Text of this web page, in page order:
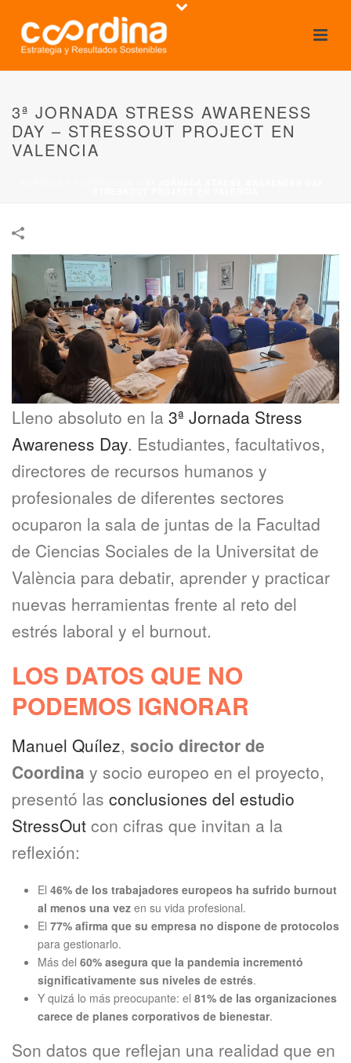
3ª JORNADA STRESS AWARENESS
DAY – STRESSOUT PROJECT EN
VALENCIA
Lleno absoluto en la 3ª Jornada Stress
Awareness Day. Estudiantes, facultativos,
directores de recursos humanos y
profesionales de diferentes sectores
ocuparon la sala de juntas de la Facultad
de Ciencias Sociales de la Universitat de
València para debatir, aprender y practicar
nuevas herramientas frente al reto del
estrés laboral y el burnout.
LOS DATOS QUE NO
PODEMOS IGNORAR
Manuel Quílez, socio director de
Coordina y socio europeo en el proyecto,
presentó las conclusiones del estudio
StressOut con cifras que invitan a la
reflexión:
El 46% de los trabajadores europeos ha sufrido burnout
al menos una vezen su vida profesional.
El 77% afirma que su empresa no dispone de protocolos
para gestionarlo.
Más del 60% asegura que la pandemia incrementó
significativamente sus niveles de estrés.
Y quizá lo más preocupante: el 81% de las organizaciones
carece de planes corporativos de bienestar.
Son datos que reflejan una realidad que en